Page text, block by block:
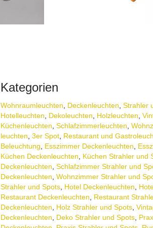
Kategorien
Wohnraum­leuchten, Decken­leuchten, Strahler
Hotelleuchten, Dekoleuchten, Holzleuchten,
Küchenleuchten, Schlafzimmer­leuchten,
leuchten, 3er Spot, Restaurant und
Beleuchtung, Esszimmer Deckenleuchten,
Küchen Deckenleuchten, Küchen Strahler und
Deckenleuchten, Schlafzimmer Strahler und
Deckenleuchten, Wohnzimmer Strahler und
Strahler und Spots, Hotel Deckenleuchten,
Restaurant Deckenleuchten, Restaurant
Deckenleuchten, Holz Strahler und Spots,
Deckenleuchten, Deko Strahler und Spots,